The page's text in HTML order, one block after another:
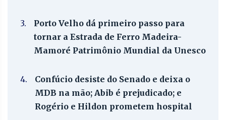
3.
Porto Velho dá primeiro passo para
tornar a Estrada de Ferro Madeira-
Mamoré Patrimônio Mundial da Unesco
4.
Confúcio desiste do Senado e deixa o
MDB na mão; Abib é prejudicado; e
Rogério e Hildon prometem hospital